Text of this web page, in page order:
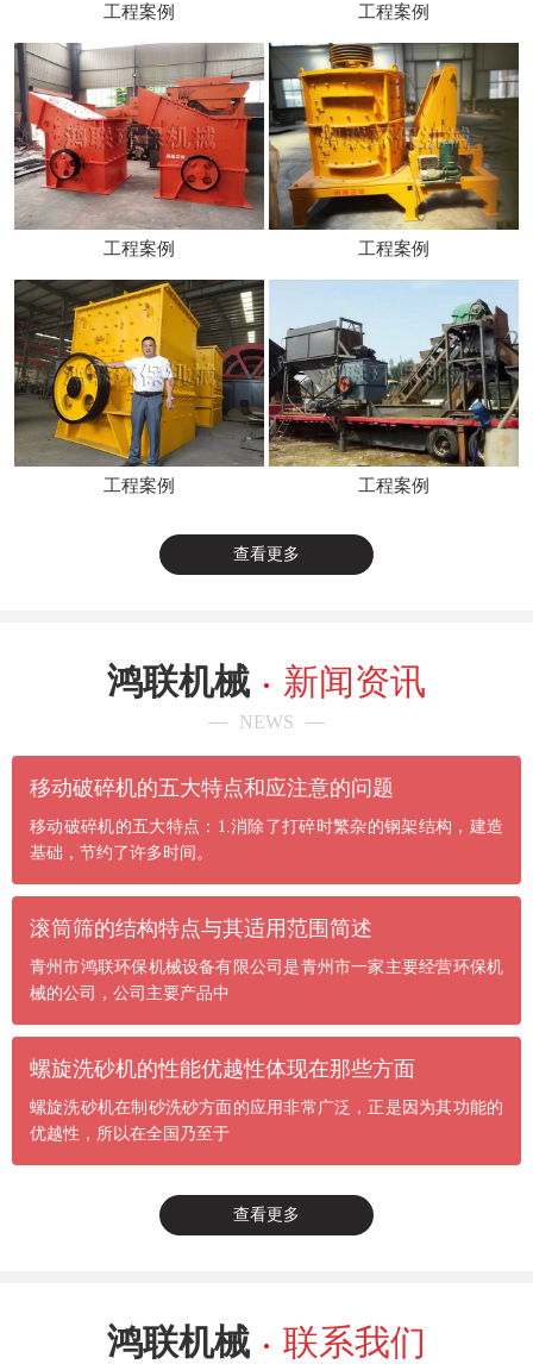
工程案例 工程案例
工程案例 工程案例
工程案例 工程案例
查看更多
鸿联机械 新闻资讯
NEWS
​移动破碎机的五大特点和应注意的问题
移动破碎机的五大特点：1.消除了打碎时繁杂的钢架结构，建造
基础，节约了许多时间。
滚筒筛的结构特点与其适用范围简述
青州市鸿联环保机械设备有限公司是青州市一家主要经营环保机
械的公司，公司主要产品中
螺旋洗砂机的性能优越性体现在那些方面
螺旋洗砂机在制砂洗砂方面的应用非常广泛，正是因为其功能的
优越性，所以在全国乃至于
查看更多
鸿联机械 联系我们